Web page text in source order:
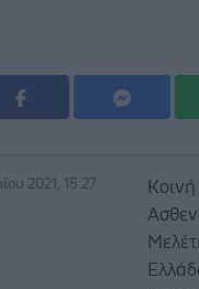
2021, 15:27